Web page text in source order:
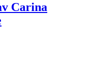
Carina